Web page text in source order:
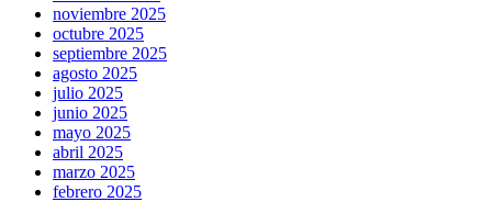
noviembre 2025
octubre 2025
septiembre 2025
agosto 2025
julio 2025
junio 2025
mayo 2025
abril 2025
marzo 2025
febrero 2025